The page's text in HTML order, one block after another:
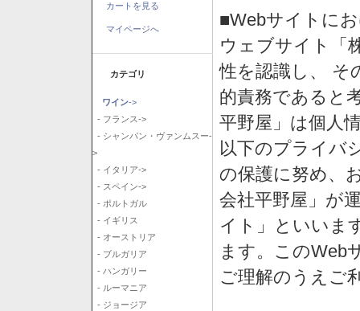
カートを見る
マイページへ
カテゴリ
ワイン->
- フランス->
- シャンパン・ヴァンムスー-
>
- イタリア->
- スペイン->
- ポルトガル
- イギリス
- オーストリア
- ブルガリア
- ハンガリー
- ルーマニア
- ジョージア
■Webサイトに
ウェブサイト「
性を認識し、 そ
的責務であると
平野屋」は個人
以下のプライバ
の保護に努め、
会社平野屋」が
イト」といいま
ます。このWeb
ご理解のうえご